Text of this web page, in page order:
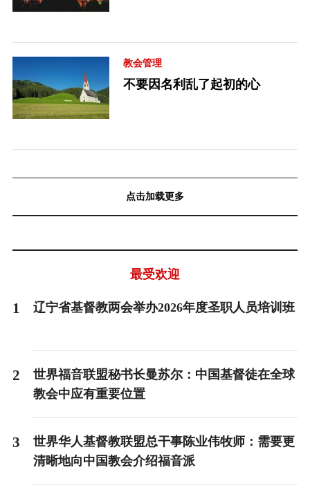
教会管理
不要因名利乱了起初的心
点击加载更多
最受欢迎
1 辽宁省基督教两会举办2026年度圣职人员培训班
2
世界福音联盟秘书长曼苏尔：中国基督徒在全球
教会中应有重要位置
3
世界华人基督教联盟总干事陈业伟牧师：需要更
清晰地向中国教会介绍福音派